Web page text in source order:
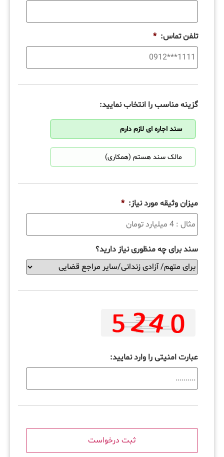
تلفن تماس: *
گزینه مناسب را انتخاب نمایید:
سند اجاره ای لازم دارم
مالک سند هستم (همکاری)
میزان وثیقه مورد نیاز: *
سند برای چه منظوری نیاز دارید؟
عبارت امنیتی را وارد نمایید: